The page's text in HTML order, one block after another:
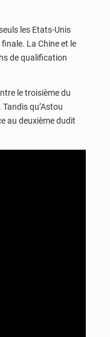
les Etats-Unis
La Chine et le
de qualification
le troisième du
qu’Astou
au deuxième dudit